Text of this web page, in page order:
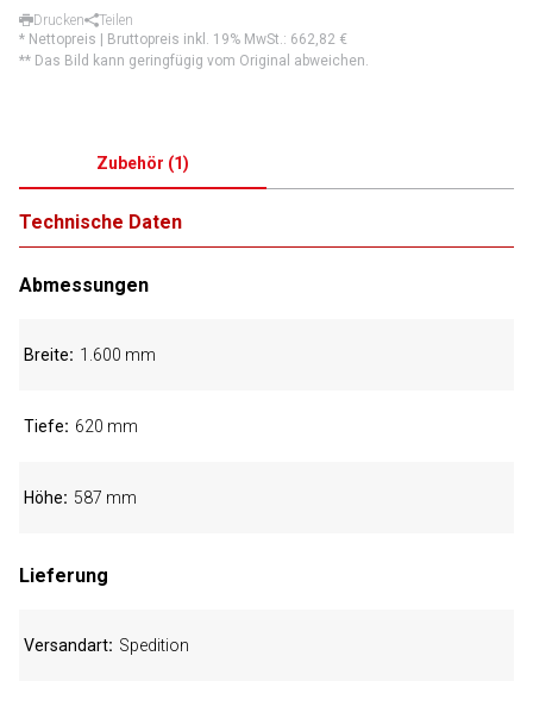
Drucken
Teilen
* Nettopreis | Bruttopreis inkl. 19% MwSt.: 662,82 €
** Das Bild kann geringfügig vom Original abweichen.
Zubehör (1)
Technische Daten
Abmessungen
Breite 1.600 mm
Tiefe 620 mm
Höhe 587 mm
Lieferung
Versandart Spedition